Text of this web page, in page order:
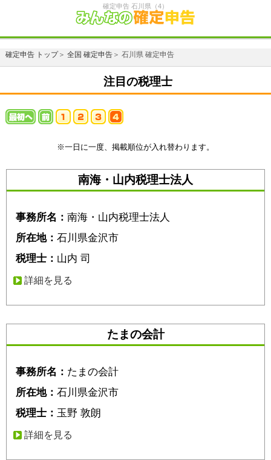
確定申告 石川県（4）
確定申告 トップ＞ 全国 確定申告＞ 石川県 確定申告
注目の税理士
※一日に一度、掲載順位が入れ替わります。
南海・山内税理士法人
事務所名： 南海・山内税理士法人
所在地： 石川県金沢市
税理士： 山内 司
詳細を見る
たまの会計
事務所名： たまの会計
所在地： 石川県金沢市
税理士： 玉野 敦朗
詳細を見る